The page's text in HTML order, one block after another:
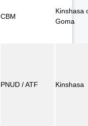
CBM
Kinshasa
Goma
PNUD / ATF Kinshasa